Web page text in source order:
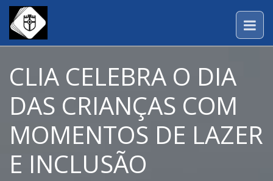
CLIA CELEBRA O DIA
DAS CRIANÇAS COM
MOMENTOS DE LAZER
E INCLUSÃO